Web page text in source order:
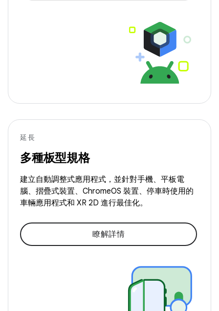
延長
多種板型規格
建立自動調整式應用程式，並針對手機、平板電
腦、摺疊式裝置、ChromeOS 裝置、停車時使用的
車輛應用程式和 XR 2D 進行最佳化。
瞭解詳情